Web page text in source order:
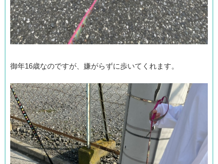
御年16歳なのですが、嫌がらずに歩いてくれます。